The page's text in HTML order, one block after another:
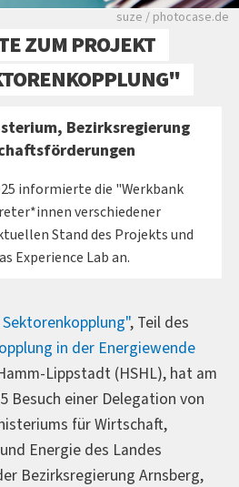
Viele Zeitungen.
suze / photocase.de
ZUM PROJEKT
Bezirksregierung
informierte die "Werkbank
verschiedener
Stand des Projekts und
Experience Lab an.
, Teil des
in der Energiewende
Lippstadt (HSHL), hat am
Besuch einer Delegation von
für Wirtschaft,
Energie des Landes
Bezirksregierung Arnsberg,